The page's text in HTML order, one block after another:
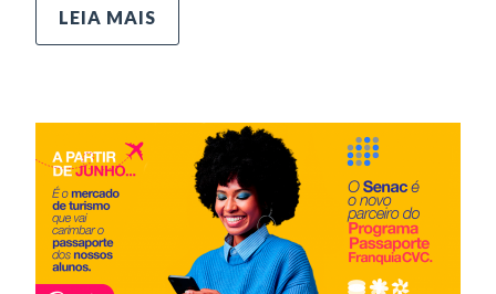
LEIA MAIS